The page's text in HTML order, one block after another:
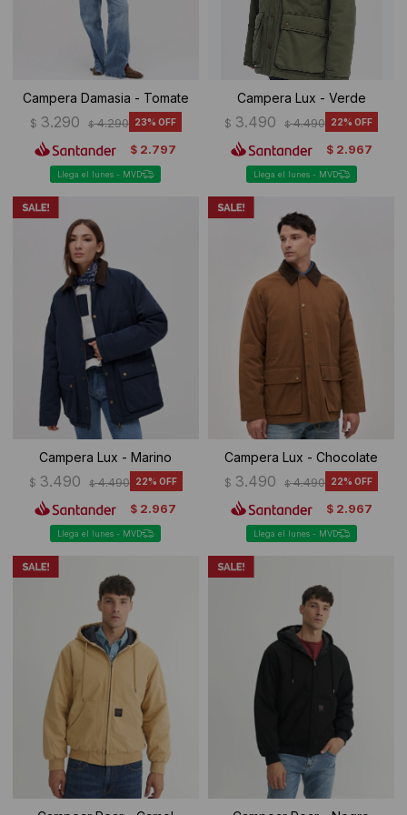
Campera Damasia - Tomate
$ 3.290 $ 4.290 23
$ 2.797
Llega el lunes - MVD
Campera Lux - Verde
$ 3.490 $ 4.490 22
$ 2.967
Llega el lunes - MVD
Campera Lux - Marino
$ 3.490 $ 4.490 22
$ 2.967
Llega el lunes - MVD
Campera Lux - Chocolate
$ 3.490 $ 4.490 22
$ 2.967
Llega el lunes - MVD